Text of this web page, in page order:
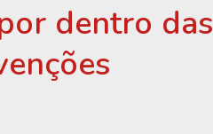
dentro das